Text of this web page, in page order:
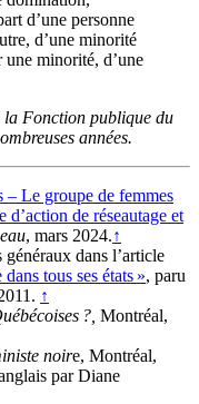
d’une personne
d’une minorité
une minorité, d’une
la Fonction publique du
années.
Le groupe de femmes
d’action de réseautage et
, mars 2024.↑
dans l’article
tous ses états », paru
↑
?, Montréal,
noire, Montréal,
par Diane